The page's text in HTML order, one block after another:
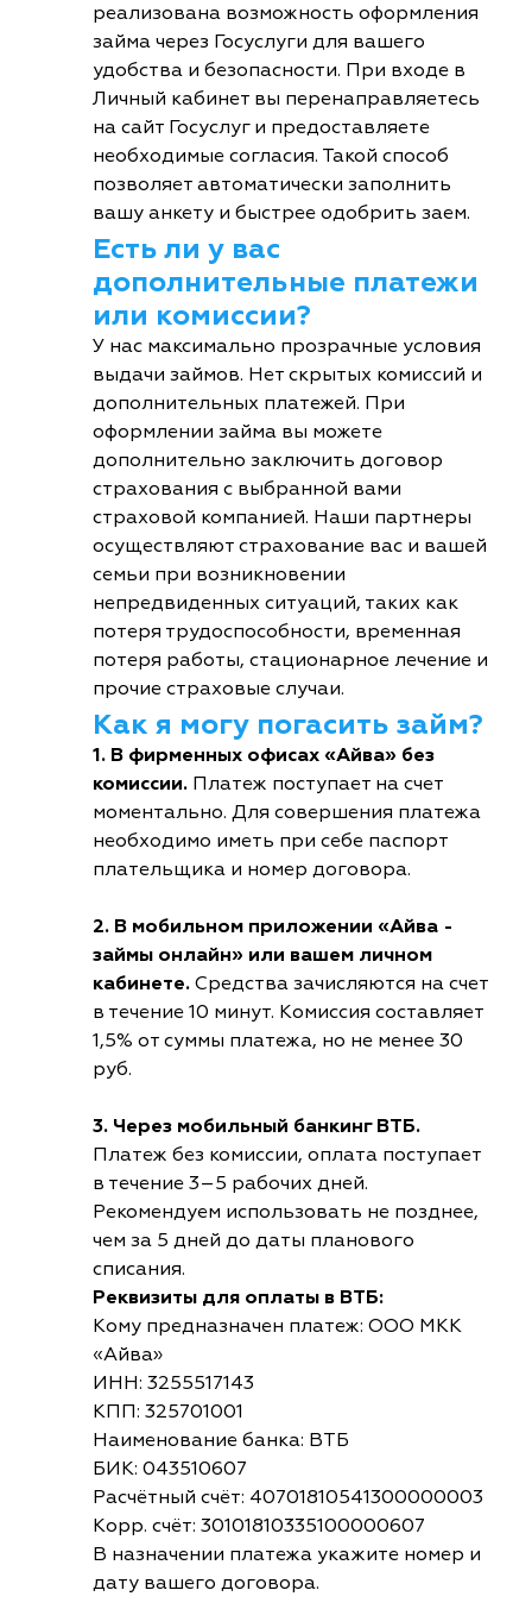
реализована возможность оформления
займа через Госуслуги для вашего
удобства и безопасности. При входе в
Личный кабинет вы перенаправляетесь
на сайт Госуслуг и предоставляете
необходимые согласия. Такой способ
позволяет автоматически заполнить
вашу анкету и быстрее одобрить заем.
Есть ли у вас
дополнительные платежи
или комиссии?
У нас максимально прозрачные условия
выдачи займов. Нет скрытых комиссий и
дополнительных платежей. При
оформлении займа вы можете
дополнительно заключить договор
страхования с выбранной вами
страховой компанией. Наши партнеры
осуществляют страхование вас и вашей
семьи при возникновении
непредвиденных ситуаций, таких как
потеря трудоспособности, временная
потеря работы, стационарное лечение и
прочие страховые случаи.
Как я могу погасить займ?
1. В фирменных офисах «Айва» без
комиссии. Платеж поступает на счет
моментально. Для совершения платежа
необходимо иметь при себе паспорт
плательщика и номер договора.
2. В мобильном приложении «Айва -
займы онлайн» или вашем личном
кабинете. Средства зачисляются на счет
в течение 10 минут. Комиссия составляет
1,5% от суммы платежа, но не менее 30
руб.
3. Через мобильный банкинг ВТБ.
Платеж без комиссии, оплата поступает
в течение 3–5 рабочих дней.
Рекомендуем использовать не позднее,
чем за 5 дней до даты планового
списания.
Реквизиты для оплаты в ВТБ:
Кому предназначен платеж: ООО МКК
«Айва»
ИНН: 3255517143
КПП: 325701001
Наименование банка: ВТБ
БИК: 043510607
Расчётный счёт: 40701810541300000003
Корр. счёт: 30101810335100000607
В назначении платежа укажите номер и
дату вашего договора.